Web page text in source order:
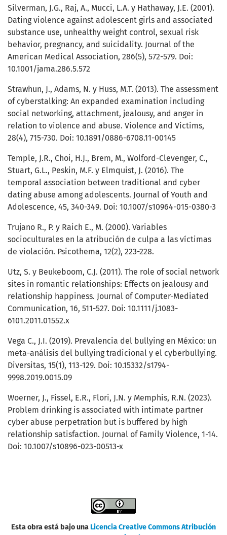
Silverman, J.G., Raj, A., Mucci, L.A. y Hathaway, J.E. (2001).
Dating violence against adolescent girls and associated
substance use, unhealthy weight control, sexual risk
behavior, pregnancy, and suicidality. Journal of the
American Medical Association, 286(5), 572-579. Doi:
10.1001/jama.286.5.572
Strawhun, J., Adams, N. y Huss, M.T. (2013). The assessment
of cyberstalking: An expanded examination including
social networking, attachment, jealousy, and anger in
relation to violence and abuse. Violence and Victims,
28(4), 715-730. Doi: 10.1891/0886-6708.11-00145
Temple, J.R., Choi, H.J., Brem, M., Wolford-Clevenger, C.,
Stuart, G.L., Peskin, M.F. y Elmquist, J. (2016). The
temporal association between traditional and cyber
dating abuse among adolescents. Journal of Youth and
Adolescence, 45, 340-349. Doi: 10.1007/s10964-015-0380-3
Trujano R., P. y Raich E., M. (2000). Variables
socioculturales en la atribución de culpa a las víctimas
de violación. Psicothema, 12(2), 223-228.
Utz, S. y Beukeboom, C.J. (2011). The role of social network
sites in romantic relationships: Effects on jealousy and
relationship happiness. Journal of Computer-Mediated
Communication, 16, 511-527. Doi: 10.1111/j.1083-
6101.2011.01552.x
Vega C., J.I. (2019). Prevalencia del bullying en México: un
meta-análisis del bullying tradicional y el cyberbullying.
Diversitas, 15(1), 113-129. Doi: 10.15332/s1794-
9998.2019.0015.09
Woerner, J., Fissel, E.R., Flori, J.N. y Memphis, R.N. (2023).
Problem drinking is associated with intimate partner
cyber abuse perpetration but is buffered by high
relationship satisfaction. Journal of Family Violence, 1-14.
Doi: 10.1007/s10896-023-00513-x
Esta obra está bajo una Licencia Creative Commons Atribución